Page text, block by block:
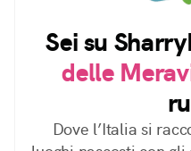
Sei su
delle
Dove l’Italia si